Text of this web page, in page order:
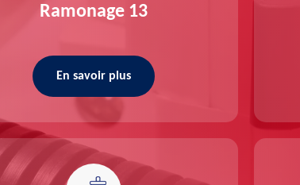
Ramonage 13
En savoir plus